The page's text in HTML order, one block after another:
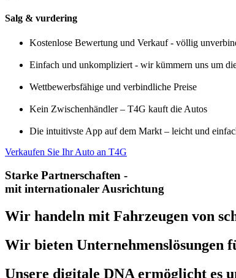
Salg & vurdering
Kostenlose Bewertung und Verkauf - völlig
Einfach und unkompliziert - wir kümmern uns um
Wettbewerbsfähige und verbindliche Preise
Kein Zwischenhändler – T4G kauft die Autos
Die intuitivste App auf dem Markt – leicht und
Verkaufen Sie Ihr Auto an T4G
Starke Partnerschaften -
mit internationaler Ausrichtung
Wir handeln mit Fahrzeugen von
Wir bieten Unternehmenslösungen
Unsere digitale DNA ermöglicht es